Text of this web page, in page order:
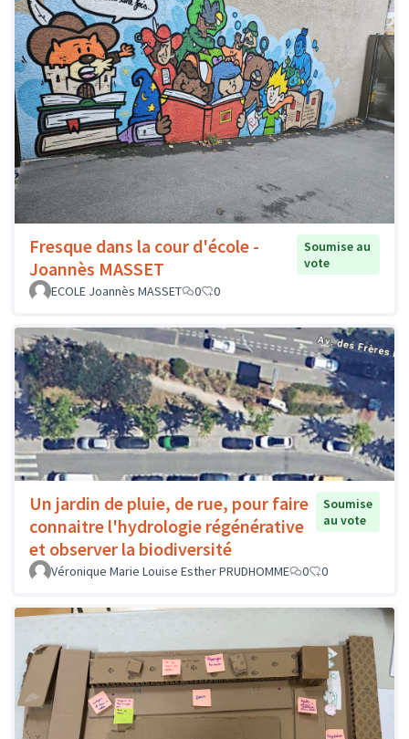
Fresque dans la cour d'école -
Joannès MASSET
Soumise au
vote
ECOLE Joannès MASSET
0 0
Un jardin de pluie, de rue, pour faire
connaitre l'hydrologie régénérative
et observer la biodiversité
Soumise
au vote
Véronique Marie Louise Esther PRUDHOMME 0 0